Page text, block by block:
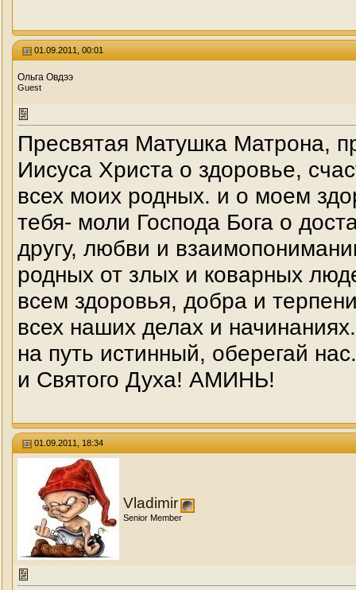
01.09.2011, 00:01
Ольга Овдээ
Guest
Пресвятая Матушка Матрона,
Иисуса Христа о здоровье,
всех моих родных. и о моем
тебя- моли Господа Бога о
другу, любви и
родных от злых и коварных
всем здоровья, добра и
всех наших делах и
на путь истинный, оберегай
и Святого Духа! АМИНЬ!
01.09.2011, 18:34
Vladimir
Senior Member